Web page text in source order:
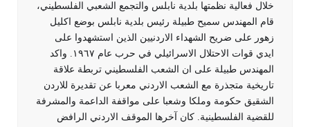
خلال فعالية نظمتها بلدية نابلس والتجمع الشعبي الفلسطيني،
قام المهندس سميح طبيلة رئيس بلدية نابلس بوضع اكليل
زهور على ضريح الشهداء الاردنيين الذين استشهدوا على
ايدي قوات الاحتلال الاسرائيلي في حرب عام ١٩٦٧. واكد
المهندس طبيلة على ان الشعب الفلسطيني تربطة علاقة
تاريخية متجذرة مع الشعب الاردني معربا عن تقديرة للاردن
الشقيق حكومة وملكا وشعبا على مواقفة الداعمة والمشرفة
للقضية الفلسطينية. كان آخرها الموقف الاردني الرافض